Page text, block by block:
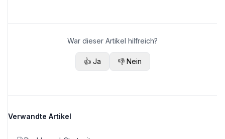
War dieser Artikel hilfreich?
👍 Ja 👎 Nein
Verwandte Artikel